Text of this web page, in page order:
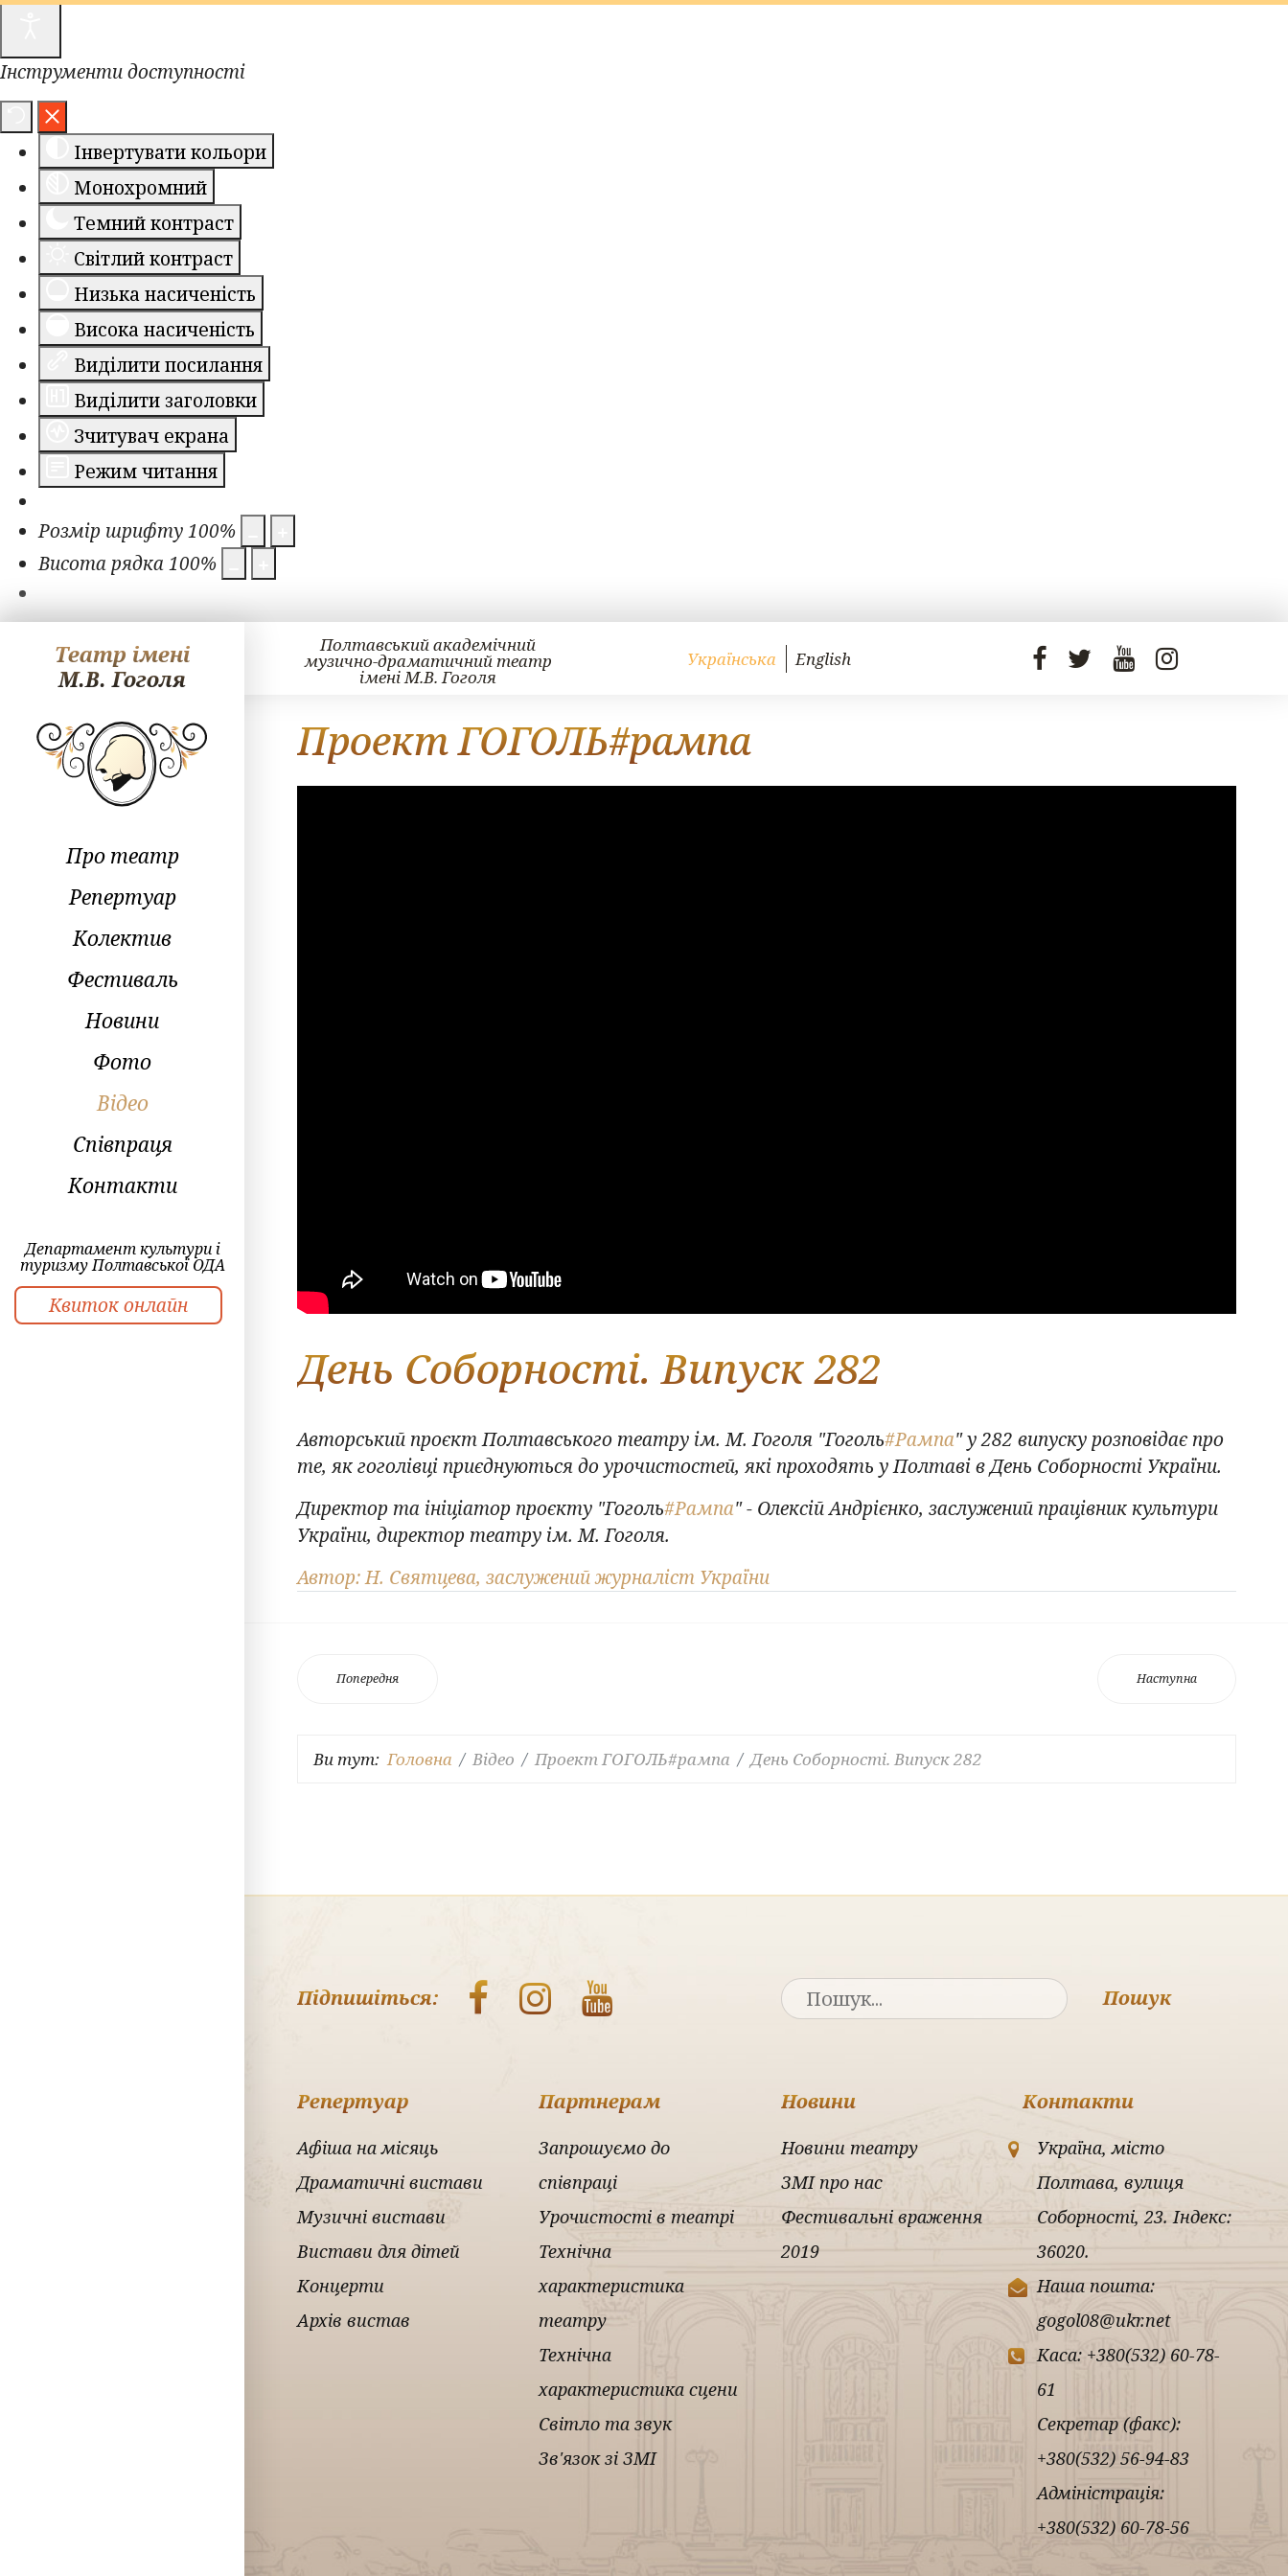
Інструменти доступності
Інвертувати кольори
Монохромний
Темний контраст
Світлий контраст
Низька насиченість
Висока насиченість
Виділити посилання
Виділити заголовки
Зчитувач екрана
Режим читання
Розмір шрифту100%
Висота рядка100%
Театр імені
М.В. Гоголя
Про театр
Репертуар
Колектив
Фестиваль
Новини
Фото
Відео
Співпраця
Контакти
Департамент культури і
туризму Полтавської ОДА
Квиток онлайн
Полтавський академічний
музично-драматичний театр
імені М.В. Гоголя
Українська English
Проект ГОГОЛЬ#рампа
День Соборності. Випуск 282
Авторський проєкт Полтавського театру ім. М. Гоголя "Гоголь#Рампа" у 282 випуску розповідає про
те, як гоголівці приєднуються до урочистостей, які проходять у Полтаві в День Соборності України.
Директор та ініціатор проєкту "Гоголь#Рампа" - Олексій Андрієнко, заслужений працівник культури
України, директор театру ім. М. Гоголя.
Автор: Н. Святцева, заслужений журналіст України
Попередня Наступна
Ви тут:Головна Відео Проект ГОГОЛЬ#рампа День Соборності. Випуск 282
Підпишіться: Пошук
Репертуар
Афіша на місяць
Драматичні вистави
Музичні вистави
Вистави для дітей
Концерти
Архів вистав
Партнерам
Запрошуємо до
співпраці
Урочистості в театрі
Технічна
характеристика
театру
Технічна
характеристика сцени
Світло та звук
Зв'язок зі ЗМІ
Новини
Новини театру
ЗМІ про нас
Фестивальні враження
2019
Контакти
Україна, місто
Полтава, вулиця
Соборності, 23. Індекс:
36020.
Наша пошта:
gogol08@ukr.net
Каса: +380(532) 60-78-
61
Секретар (факс):
+380(532) 56-94-83
Адміністрація:
+380(532) 60-78-56